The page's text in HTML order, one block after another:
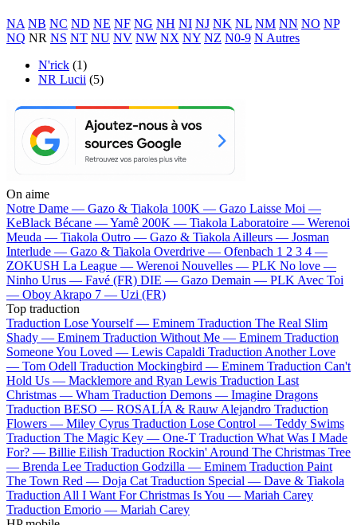
NA NB NC ND NE NF NG NH NI NJ NK NL NM NN NO NP
NQ NR NS NT NU NV NW NX NY NZ N0-9 N Autres
N'rick (1)
NR Lucii (5)
On aime
Notre Dame — Gazo & Tiakola 100K — Gazo Laisse Moi —
KeBlack Bécane —Yamê 200K — Tiakola Laboratoire — Werenoi
Meuda — Tiakola Outro — Gazo & Tiakola Ailleurs — Josman
Interlude — Gazo & Tiakola Overdrive — Ofenbach 1 2 3 4 —
ZOKUSH La League — Werenoi Nouvelles — PLK No love —
Ninho Urus — Favé (FR) DIE — Gazo Demain — PLK Avec Toi
— Oboy Akrapo 7 — Uzi (FR)
Top traduction
Traduction Lose Yourself — Eminem Traduction The Real Slim
Shady — Eminem Traduction Without Me — Eminem Traduction
Someone You Loved — Lewis Capaldi Traduction Another Love
— Tom Odell Traduction Mockingbird — Eminem Traduction Can't
Hold Us — Macklemore and Ryan Lewis Traduction Last
Christmas — Wham Traduction Demons — Imagine Dragons
Traduction BESO — ROSALÍA & Rauw Alejandro Traduction
Flowers — Miley Cyrus Traduction Lose Control — Teddy Swims
Traduction The Magic Key — One-T Traduction What Was I Made
For? — Billie Eilish Traduction Rockin' Around The Christmas Tree
— Brenda Lee Traduction Godzilla — Eminem Traduction Paint
The Town Red — Doja Cat Traduction Special — Dave & Tiakola
Traduction All I Want For Christmas Is You — Mariah Carey
Traduction Emorio — Mariah Carey